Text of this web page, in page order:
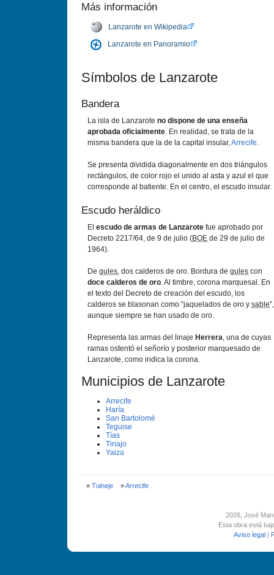
Más información
Lanzarote en Wikipedia
Lanzarote en Panoramio
Símbolos de Lanzarote
Bandera
La isla de Lanzarote no dispone de una enseña
aprobada oficialmente. En realidad, se trata de la
misma bandera que la de la capital insular,Arrecife.
Se presenta dividida diagonalmente en dos triángulos
rectángulos, de color rojo el unido al asta y azul el que
corresponde al batiente. En el centro, el escudo insular.
Escudo heráldico
El escudo de armas de Lanzarote fue aprobado por
Decreto 2217/64, de 9 de julio (BOE de 29 de julio de
1964).
De gules, dos calderos de oro. Bordura de gules con
doce calderos de oro. Al timbre, corona marquesal. En
el texto del Decreto de creación del escudo, los
calderos se blasonan como “jaquelados de oro y sable”,
aunque siempre se han usado de oro.
Representa las armas del linaje Herrera, una de cuyas
ramas ostentó el señorío y posterior marquesado de
Lanzarote, como indica la corona.
Municipios de Lanzarote
Arrecife
Harí­a
San Bartolomé
Teguise
Tí­as
Tinajo
Yaiza
« Tuineje»Arrecife
2026, José
Esta obra está
Aviso legal |